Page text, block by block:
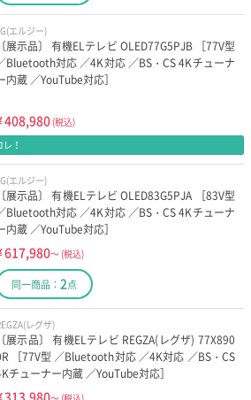
エルジー)
〔展示品〕 有機ELテレビ OLED77G5PJB ［77V型
Bluetooth対応 ／4K対応 ／BS・CS 4Kチューナ
内蔵 ／YouTube対応］
408,980 (税込)
レ！
エルジー)
〔展示品〕 有機ELテレビ OLED83G5PJA ［83V型
Bluetooth対応 ／4K対応 ／BS・CS 4Kチューナ
内蔵 ／YouTube対応］
617,980～ (税込)
同一商品： 2点
レグザ)
〔展示品〕 有機ELテレビ REGZA(レグザ) 77X890
［77V型 ／Bluetooth対応 ／4K対応 ／BS・CS
チューナー内蔵 ／YouTube対応］